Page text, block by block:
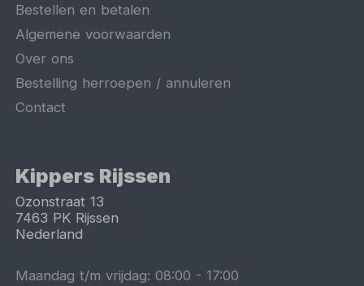
Bestellen en betalen
Algemene voorwaarden
Over ons
Bestelling herroepen / annuleren
Contact
Kippers Rijssen
Ozonstraat 13
7463 PK Rijssen
Nederland
Maandag t/m vrijdag:08:00 -17:00